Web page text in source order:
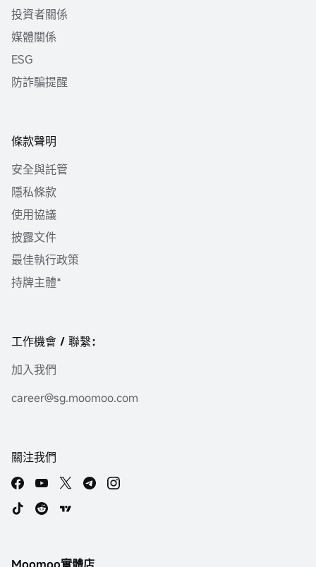
投資者關係
媒體關係
ESG
防詐騙提醒
條款聲明
安全與託管
隱私條款
使用協議
披露文件
最佳執行政策
持牌主體*
工作機會 / 聯繫：
加入我們
career@sg.moomoo.com
關注我們
Moomoo實體店